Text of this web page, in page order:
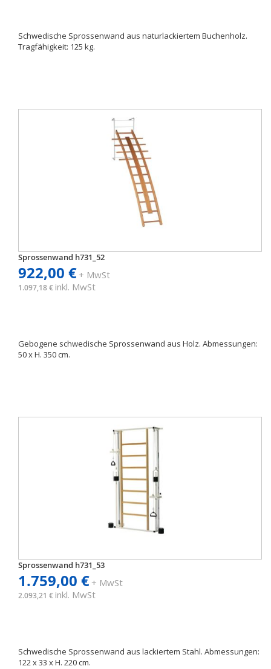
Schwedische Sprossenwand aus naturlackiertem Buchenholz.
Tragfähigkeit: 125 kg.
Sprossenwand h731_52
922,00 €+ MwSt
1.097,18 € inkl. MwSt
Gebogene schwedische Sprossenwand aus Holz. Abmessungen:
50 x H. 350 cm.
Sprossenwand h731_53
1.759,00 €+ MwSt
2.093,21 € inkl. MwSt
Schwedische Sprossenwand aus lackiertem Stahl. Abmessungen:
122 x 33 x H. 220 cm.